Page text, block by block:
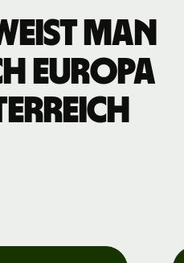
man
Europa